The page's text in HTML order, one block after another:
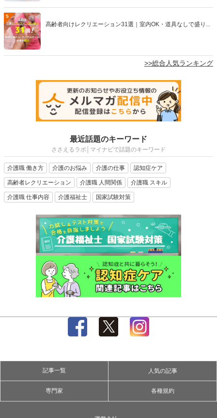
5
高齢者向けレクリエーション31選｜室内OK・道具なしで盛り...
>>総合人気ランキング
最近話題のキーワード
ささえるラボ│マイナビで話題のキーワード
介護職 働き方 介護のお悩み 介護の仕事 認知症ケア
高齢者レクリエーション 介護職 人間関係 介護職 スキル
介護職 仕事内容 介護福祉士 国家試験対策
記事一覧 人気の記事
専門家 各種規約